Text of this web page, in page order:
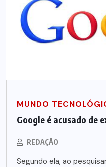
MUNDO
Google é acusado de
REDAÇÃO
Segundo ela, ao